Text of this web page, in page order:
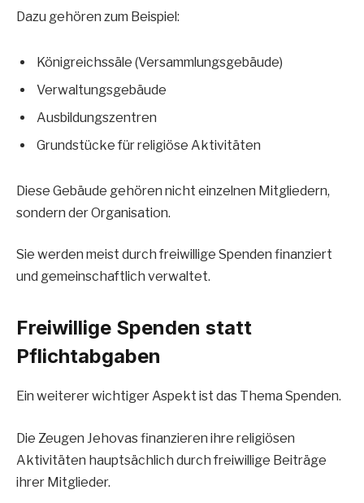
Dazu gehören zum Beispiel:
Königreichssäle (Versammlungsgebäude)
Verwaltungsgebäude
Ausbildungszentren
Grundstücke für religiöse Aktivitäten
Diese Gebäude gehören nicht einzelnen Mitgliedern,
sondern der Organisation.
Sie werden meist durch freiwillige Spenden finanziert
und gemeinschaftlich verwaltet.
Freiwillige Spenden statt
Pflichtabgaben
Ein weiterer wichtiger Aspekt ist das Thema Spenden.
Die Zeugen Jehovas finanzieren ihre religiösen
Aktivitäten hauptsächlich durch freiwillige Beiträge
ihrer Mitglieder.